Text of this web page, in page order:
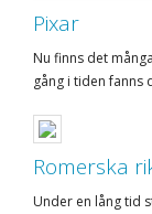
Pixar
Nu finns det
gång i tiden fanns
Romerska
Under en lång tid